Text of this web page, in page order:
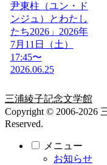
尹東柱（ユン・ド
ンジュ）とわたし
たち2026」2026年
7月11日（土）
17:45〜
2026.06.25
三浦綾子記念文学館
Copyright © 2006-2026
Reserved.
メニュー
お知らせ